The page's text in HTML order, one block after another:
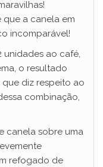
que a canela em
incomparável!
unidades ao café,
o resultado
diz respeito ao
combinação,
canela sobre uma
refogado de